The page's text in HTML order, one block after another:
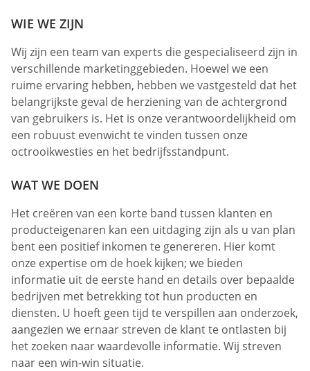
WIE WE ZIJN
Wij zijn een team van experts die gespecialiseerd zijn in
verschillende marketinggebieden. Hoewel we een
ruime ervaring hebben, hebben we vastgesteld dat het
belangrijkste geval de herziening van de achtergrond
van gebruikers is. Het is onze verantwoordelijkheid om
een robuust evenwicht te vinden tussen onze
octrooikwesties en het bedrijfsstandpunt.
WAT WE DOEN
Het creëren van een korte band tussen klanten en
producteigenaren kan een uitdaging zijn als u van plan
bent een positief inkomen te genereren. Hier komt
onze expertise om de hoek kijken; we bieden
informatie uit de eerste hand en details over bepaalde
bedrijven met betrekking tot hun producten en
diensten. U hoeft geen tijd te verspillen aan onderzoek,
aangezien we ernaar streven de klant te ontlasten bij
het zoeken naar waardevolle informatie. Wij streven
naar een win-win situatie.